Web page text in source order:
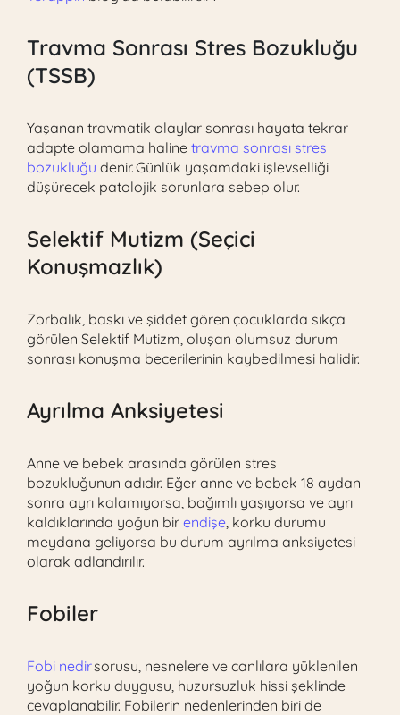
Travma Sonrası Stres Bozukluğu
(TSSB)
Yaşanan travmatik olaylar sonrası hayata tekrar
adapte olamama haline travma sonrası stres
bozukluğu denir. Günlük yaşamdaki işlevselliği
düşürecek patolojik sorunlara sebep olur.
Selektif Mutizm (Seçici
Konuşmazlık)
Zorbalık, baskı ve şiddet gören çocuklarda sıkça
görülen Selektif Mutizm, oluşan olumsuz durum
sonrası konuşma becerilerinin kaybedilmesi halidir.
Ayrılma Anksiyetesi
Anne ve bebek arasında görülen stres
bozukluğunun adıdır. Eğer anne ve bebek 18 aydan
sonra ayrı kalamıyorsa, bağımlı yaşıyorsa ve ayrı
kaldıklarında yoğun bir endişe, korku durumu
meydana geliyorsa bu durum ayrılma anksiyetesi
olarak adlandırılır.
Fobiler
Fobi nedirsorusu, nesnelere ve canlılara yüklenilen
yoğun korku duygusu, huzursuzluk hissi şeklinde
cevaplanabilir. Fobilerin nedenlerinden biri de